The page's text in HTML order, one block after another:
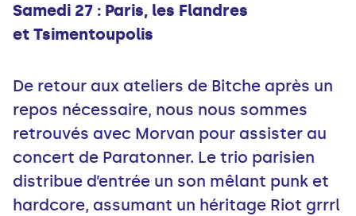
Samedi 27 : Paris, les Flandres
et Tsimentoupolis
De retour aux ateliers de Bitche après un
repos nécessaire, nous nous sommes
retrouvés avec Morvan pour assister au
concert de Paratonner. Le trio parisien
distribue d’entrée un son mêlant punk et
hardcore, assumant un héritage Riot grrrl